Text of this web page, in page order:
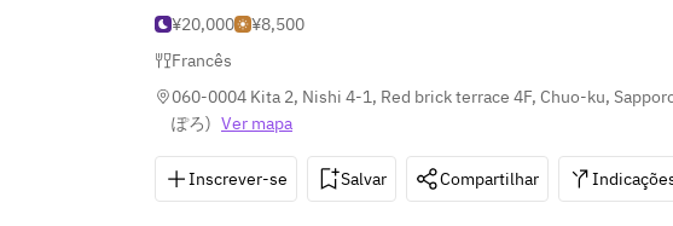
¥20,000
¥8,500
Francês
060-0004 Kita 2, Nishi 4-1, Red brick terrace 4F, Chuo-ku,
ぽろ) Ver mapa
Inscrever-se Salvar Compartilhar